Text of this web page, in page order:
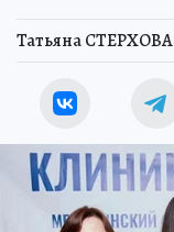
Татьяна СТЕРХОВА